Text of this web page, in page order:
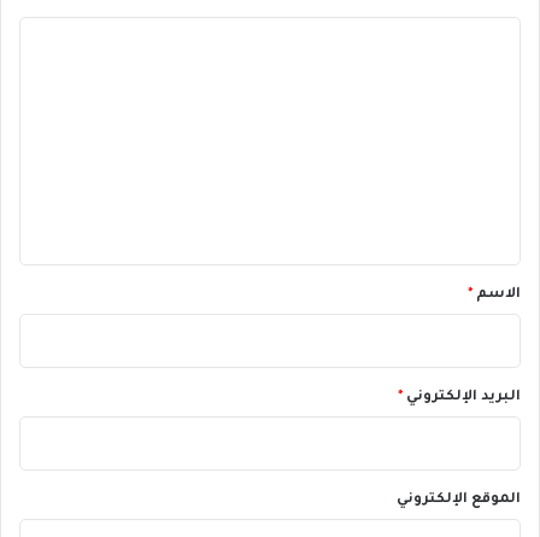
*الاسم *
البريد الإلكتروني *
الموقع الإلكتروني